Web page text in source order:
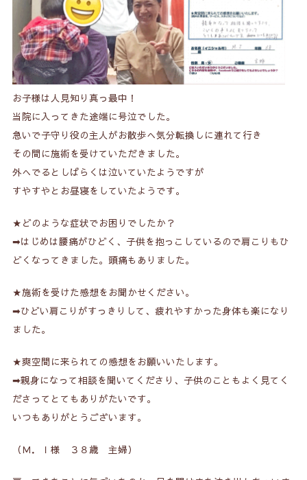
お子様は人見知り真っ最中！
当院に入ってきた途端に号泣でした。
急いで子守り役の主人がお散歩へ気分転換しに連れて行き
その間に施術を受けていただきました。
外へでるとしばらくは泣いていたようですが
すやすやとお昼寝をしていたようです。
★どのような症状でお困りでしたか？
➡はじめは腰痛がひどく、子供を抱っこしているので肩こりもひ
どくなってきました。頭痛もありました。
★施術を受けた感想をお聞かせください。
➡ひどい肩こりがすっきりして、疲れやすかった身体も楽になり
ました。
★爽空間に来られての感想をお願いいたします。
➡親身になって相談を聞いてくださり、子供のこともよく見てく
ださってとてもありがたいです。
いつもありがとうございます。
（Ｍ．Ｉ様 ３８歳 主婦）